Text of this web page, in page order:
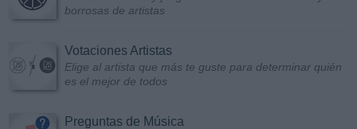
borrosas de artistas
Votaciones Artistas
Elige al artista que más te guste para determinar quién
es el mejor de todos
Preguntas de Música